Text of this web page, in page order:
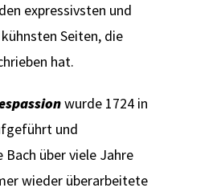
expressivsten und
Seiten, die
hat.
wurde 1724 in
und
über viele Jahre
wieder überarbeitete